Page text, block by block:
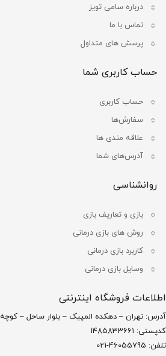
درباره سامی تویز
تماس با ما
پرسش های متداول
حساب کاربری شما
حساب کاربری
سفارش‌ها
علاقه مندی ها
آدرس‌های شما
روانشناسی
بازی و تعاریف بازی
روش های بازی درمانی
کاربرد بازی درمانی
وسایل بازی درمانی
اطلاعات فروشگاه اینترنتی
آدرس: تهران – دهکده المپیک – بلوار ساحل – کوچه 53 – پلاک 10
کدپستی: 1485833661
تلفن: 46055795-021